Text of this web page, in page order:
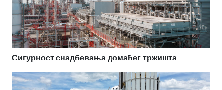
Сигурност снадбевања домаћег тржишта